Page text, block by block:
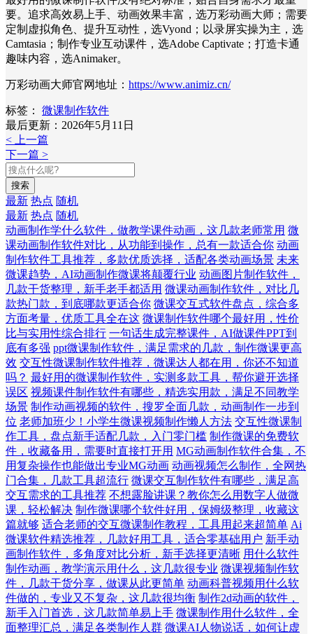
要。追求高效易上手、动画效果丰富，选万彩动画大师；需要
定制虚拟角色、提升互动性，选Vyond；以录屏实操为主，选
Camtasia；制作专业互动课件，选Adobe Captivate；打造卡通
趣味内容，选Animaker。
万彩动画大师官网地址： https://www.animiz.cn/
标签：
微课制作软件
最后更新：2026年5月11日
< 上一篇
下一篇 >
搜索
最新 热点 随机
最新 热点 随机
动画制作学什么软件，做教学课件动画，这几款老师常用 微
课动画制作软件对比，从功能到操作，总有一款适合你 动画
制作软件工具推荐，多款优质选择，适配各类动画场景 未来
微课趋势，AI动画制作微课将颠覆行业 动画图片制作软件，
几款干货整理，新手老手都适用 微课动画制作软件，对比几
款热门款，到底哪款更适合你 微课交互式软件盘点，综合多
方面考量，优质工具全在这 微课制作软件哪个最好用，性价
比与实用性综合排行 一句话生成完整课件，AI做课件PPT到
底有多强 ppt微课制作软件，满足需求的几款，制作微课更高
效 交互性微课制作软件推荐，微课达人都在用，你还不知道
吗？ 最好用的微课制作软件，实测多款工具，帮你避开选择
误区 视频课件制作软件有哪些，精选实用款，满足不同教学
场景 制作动画视频的软件，搜罗全面几款，动画制作一步到
位 老师加班少！小学生微课视频制作懒人方法 交互性微课制
作工具，盘点新手适配几款，入门零门槛 制作微课的免费软
件，收藏备用，需要时直接打开用 MG动画制作软件合集，不
用复杂操作也能做出专业MG动画 动画视频怎么制作，全网热
门合集，几款工具超流行 微课交互制作软件有哪些，满足高
交互需求的工具推荐 不想露脸讲课？教你怎么用数字人做微
课，轻松解决 制作微课哪个软件好用，保姆级整理，收藏这
篇就够 适合老师的交互微课制作教程，工具用起来超简单 Ai
微课软件精选推荐，几款好用工具，适合零基础用户 新手动
画制作软件，多角度对比分析，新手选择更清晰 用什么软件
制作动画，教学演示用什么，这几款很专业 微课视频制作软
件，几款干货分享，做课从此更简单 动画科普视频用什么软
件做的，专业又不复杂，这几款很均衡 制作2d动画的软件，
新手入门首选，这几款简单易上手 微课制作用什么软件，全
面整理汇总，满足各类制作人群 微课AI人物说话，如何让虚